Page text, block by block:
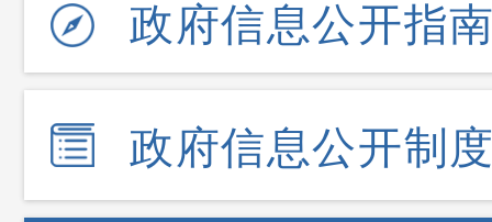
政府信息公开指
政府信息公开制